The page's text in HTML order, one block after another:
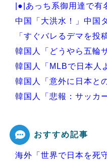
|●|あっち系御用達で有
中国「大洪水！」中国
「すぐバレるデマを投
韓国人「どうやら五輪
韓国人「MLBで日本人
韓国人「意外に日本と
韓国人「悲報：サッカ
おすすめ記事
海外「世界で日本を死